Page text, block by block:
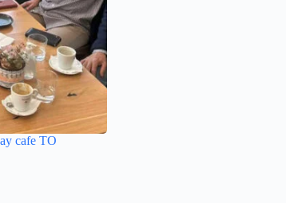
cafe ΤΟ